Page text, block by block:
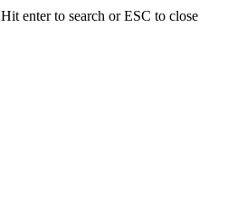
Hit enter to search or ESC to close